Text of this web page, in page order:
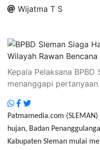
Wijatma T S
Kepala Pelaksana
menanggapi
Patmamedia.com
hujan, Badan
Kabupaten Sleman mulai